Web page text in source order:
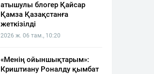
атышулы блогер Қайсар
Қамза Қазақстанға
жеткізілді
2026 ж. 06 там., 10:20
«Менің ойыншықтарым»:
Криштиану Роналду қымбат